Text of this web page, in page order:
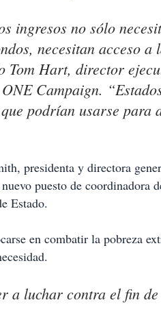
ingresos no sólo
necesitan acceso
Tom Hart, director
Campaign.
podrían usarse
presidenta y directora
puesto de coordinadora
Estado.
en combatir la pobreza
a luchar contra el fin